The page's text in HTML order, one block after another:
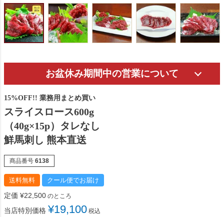
お盆休み期間中の営業について
15%OFF!! 業務用まとめ買い
スライスロース600g
（40g×15p）タレなし
鮮馬刺し 熊本直送
商品番号 6138
送料無料 クール便でお届け
定価 ¥22,500 のところ
当店特別価格 ¥19,100 税込